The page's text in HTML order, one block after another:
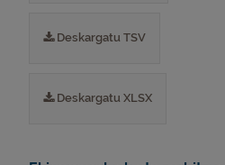
Deskargatu TSV
Deskargatu XLSX